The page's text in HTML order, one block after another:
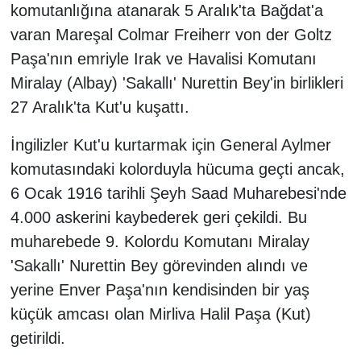
komutanlığına atanarak 5 Aralık'ta Bağdat'a
varan Mareşal Colmar Freiherr von der Goltz
Paşa'nın emriyle Irak ve Havalisi Komutanı
Miralay (Albay) 'Sakallı' Nurettin Bey'in birlikleri
27 Aralık'ta Kut'u kuşattı.
İngilizler Kut'u kurtarmak için General Aylmer
komutasındaki kolorduyla hücuma geçti ancak,
6 Ocak 1916 tarihli Şeyh Saad Muharebesi'nde
4.000 askerini kaybederek geri çekildi. Bu
muharebede 9. Kolordu Komutanı Miralay
'Sakallı' Nurettin Bey görevinden alındı ve
yerine Enver Paşa'nın kendisinden bir yaş
küçük amcası olan Mirliva Halil Paşa (Kut)
getirildi.